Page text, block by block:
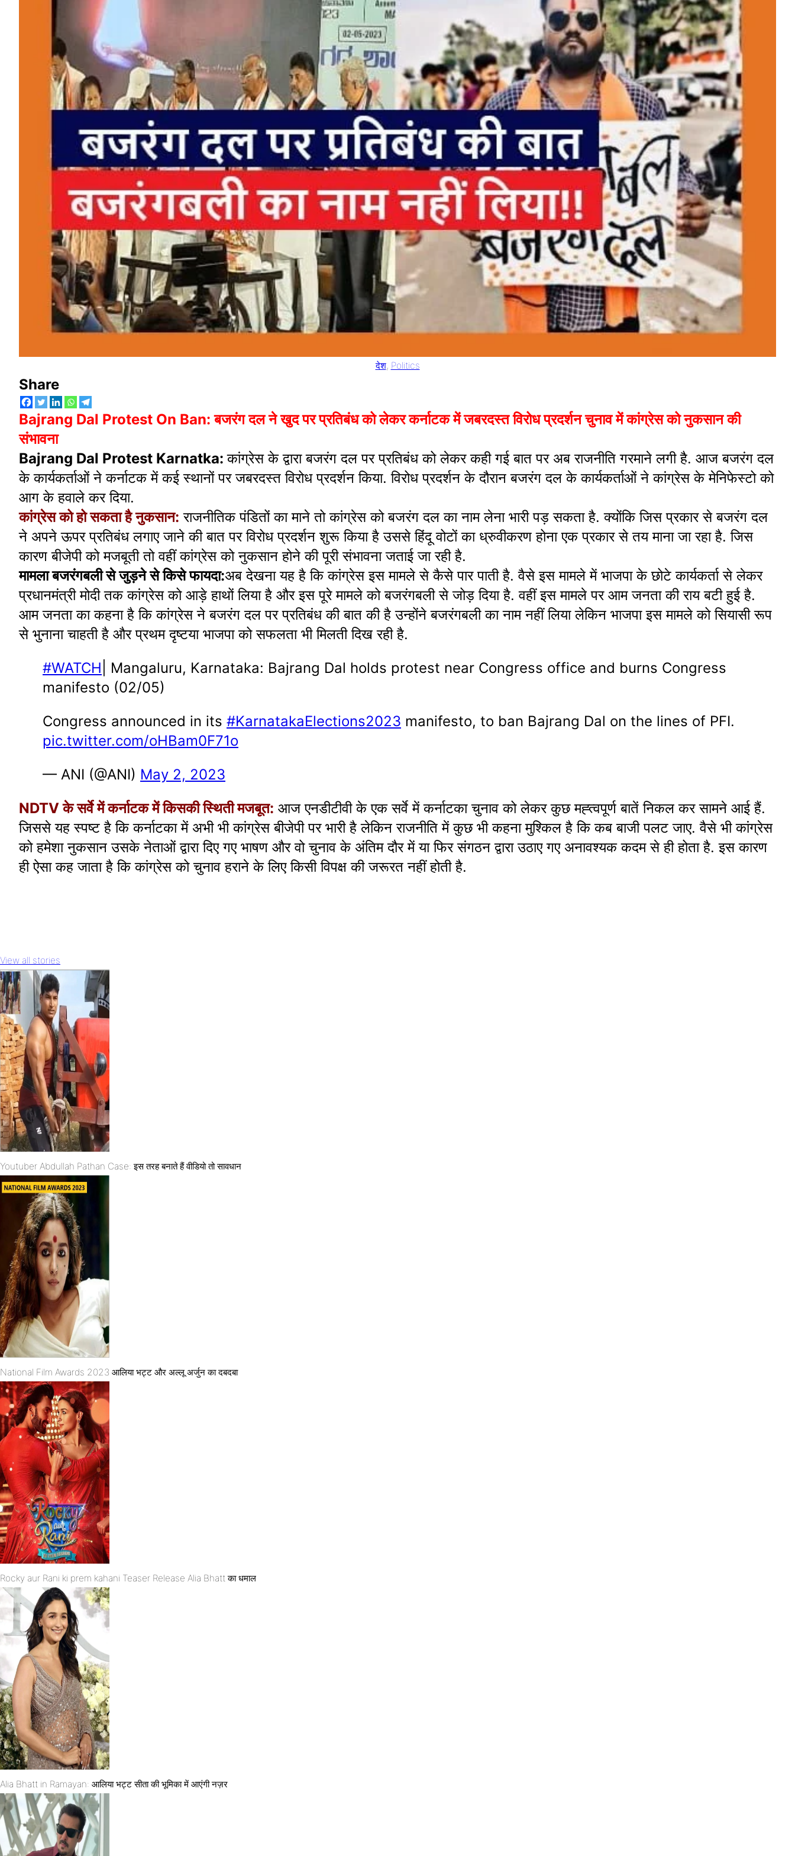
देश, Politics
Share
Bajrang Dal Protest On Ban: बजरंग दल ने खुद पर प्रतिबंध को लेकर कर्नाटक में जबरदस्त विरोध प्रदर्शन चुनाव में कांग्रेस को नुकसान की
संभावना
Bajrang Dal Protest Karnatka: कांग्रेस के द्वारा बजरंग दल पर प्रतिबंध को लेकर कही गई बात पर अब राजनीति गरमाने लगी है. आज बजरंग दल
के कार्यकर्ताओं ने कर्नाटक में कई स्थानों पर जबरदस्त विरोध प्रदर्शन किया. विरोध प्रदर्शन के दौरान बजरंग दल के कार्यकर्ताओं ने कांग्रेस के मेनिफेस्टो को
आग के हवाले कर दिया.
कांग्रेस को हो सकता है नुकसान: राजनीतिक पंडितों का माने तो कांग्रेस को बजरंग दल का नाम लेना भारी पड़ सकता है. क्योंकि जिस प्रकार से बजरंग दल
ने अपने ऊपर प्रतिबंध लगाए जाने की बात पर विरोध प्रदर्शन शुरू किया है उससे हिंदू वोटों का ध्रुवीकरण होना एक प्रकार से तय माना जा रहा है. जिस
कारण बीजेपी को मजबूती तो वहीं कांग्रेस को नुकसान होने की पूरी संभावना जताई जा रही है.
मामला बजरंगबली से जुड़ने से किसे फायदा:अब देखना यह है कि कांग्रेस इस मामले से कैसे पार पाती है. वैसे इस मामले में भाजपा के छोटे कार्यकर्ता से लेकर
प्रधानमंत्री मोदी तक कांग्रेस को आड़े हाथों लिया है और इस पूरे मामले को बजरंगबली से जोड़ दिया है. वहीं इस मामले पर आम जनता की राय बटी हुई है.
आम जनता का कहना है कि कांग्रेस ने बजरंग दल पर प्रतिबंध की बात की है उन्होंने बजरंगबली का नाम नहीं लिया लेकिन भाजपा इस मामले को सियासी रूप
से भुनाना चाहती है और प्रथम दृष्टया भाजपा को सफलता भी मिलती दिख रही है.
#WATCH | Mangaluru, Karnataka: Bajrang Dal holds protest near Congress office and burns Congress
manifesto (02/05)
Congress announced in its #KarnatakaElections2023 manifesto, to ban Bajrang Dal on the lines of PFI.
pic.twitter.com/oHBam0F71o
— ANI (@ANI) May 2, 2023
NDTV के सर्वे में कर्नाटक में किसकी स्थिती मजबूत: आज एनडीटीवी के एक सर्वे में कर्नाटका चुनाव को लेकर कुछ मह्त्वपूर्ण बातें निकल कर सामने आई हैं.
जिससे यह स्पष्ट है कि कर्नाटका में अभी भी कांग्रेस बीजेपी पर भारी है लेकिन राजनीति में कुछ भी कहना मुश्किल है कि कब बाजी पलट जाए. वैसे भी कांग्रेस
को हमेशा नुकसान उसके नेताओं द्वारा दिए गए भाषण और वो चुनाव के अंतिम दौर में या फिर संगठन द्वारा उठाए गए अनावश्यक कदम से ही होता है. इस कारण
ही ऐसा कह जाता है कि कांग्रेस को चुनाव हराने के लिए किसी विपक्ष की जरूरत नहीं होती है.
View all stories
Youtuber Abdullah Pathan Case: इस तरह बनाते हैं वीडियो तो सावधान
National Film Awards 2023 आलिया भट्ट और अल्लू अर्जुन का दबदबा
Rocky aur Rani ki prem kahani Teaser Release Alia Bhatt का धमाल
Alia Bhatt in Ramayan: आलिया भट्ट सीता की भूमिका में आएंगी नज़र